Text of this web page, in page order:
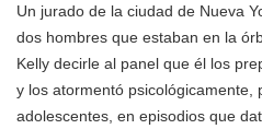
Un jurado de la ciudad de Nueva
dos hombres que estaban en la
Kelly decirle al panel que él los
y los atormentó psicológicamente,
adolescentes, en episodios que